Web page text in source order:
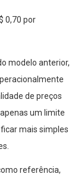
0,70 por
modelo anterior,
de preços
um limite
mais simples
referência,